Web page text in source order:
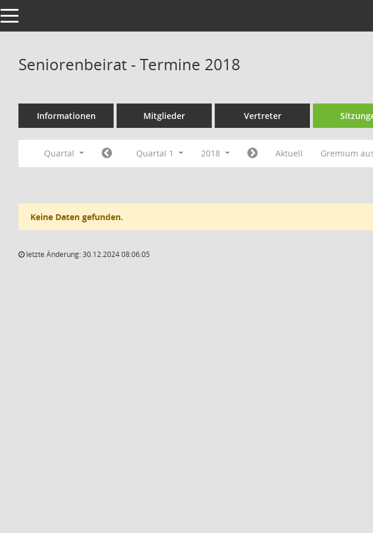
Toggle navigation
Seniorenbeirat - Termine 2018
Informationen Mitglieder Vertreter
Quartal Quartal 1 2018 Aktuell Gremium
Keine Daten gefunden.
letzte Änderung: 30.12.2024 08:06:05